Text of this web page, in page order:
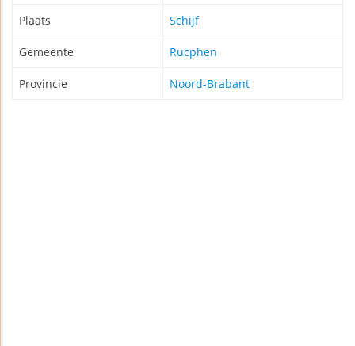
Plaats Schijf
Gemeente Rucphen
Provincie Noord-Brabant